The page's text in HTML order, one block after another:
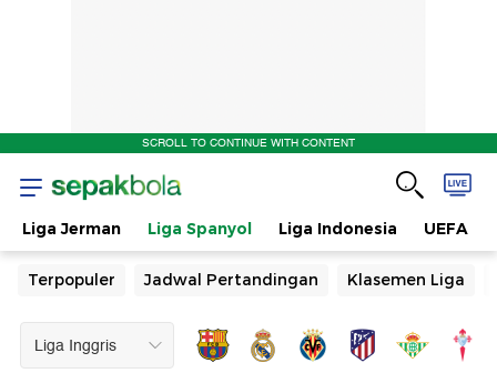
SCROLL TO CONTINUE WITH CONTENT
Liga Jerman Liga Spanyol Liga Indonesia UEFA
Terpopuler Jadwal Pertandingan Klasemen Liga